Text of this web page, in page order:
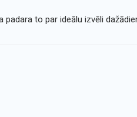
to par ideālu izvēli